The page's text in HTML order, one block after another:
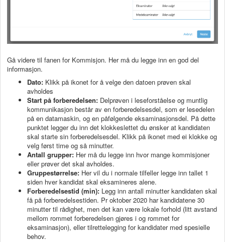
Gå videre til fanen for Kommisjon. Her må du legge inn en god del
informasjon.
Dato: Klikk på ikonet for å velge den datoen prøven skal
avholdes
Start på forberedelsen: Delprøven i leseforståelse og muntlig
kommunikasjon består av en forberedelsesdel, som er lesedelen
på en datamaskin, og en påfølgende eksaminasjonsdel. På dette
punktet legger du inn det klokkeslettet du ønsker at kandidaten
skal starte sin forberedelsesdel. Klikk på ikonet med ei klokke og
velg først time og så minutter.
Antall grupper: Her må du legge inn hvor mange kommisjoner
eller prøver det skal avholdes.
Gruppestørrelse: Her vil du i normale tilfeller legge inn tallet 1
siden hver kandidat skal eksamineres alene.
Forberedelsestid (min): Legg inn antall minutter kandidaten skal
få på forberedelsestiden. Pr oktober 2020 har kandidatene 30
minutter til rådighet, men det kan være lokale forhold (litt avstand
mellom rommet forberedelsen gjøres i og rommet for
eksaminasjon), eller tilrettelegging for kandidater med spesielle
behov.